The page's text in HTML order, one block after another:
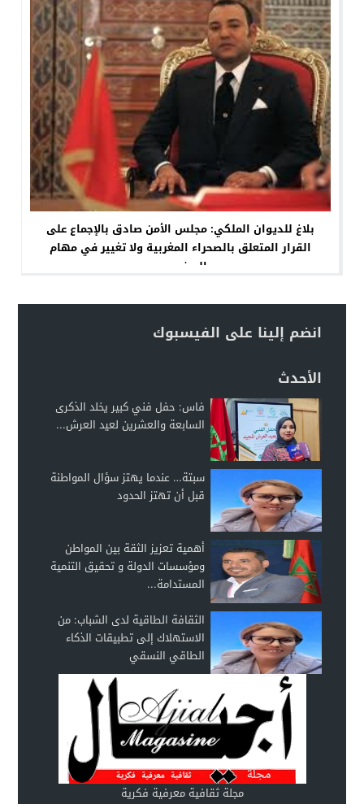
بلاغ للديوان الملكي: مجلس الأمن صادق بالإجماع على
القرار المتعلق بالصحراء المغربية ولا تغيير في مهام
المينورسو
انضم إلينا على الفيسبوك
الأحدث
فاس: حفل فني كبير يخلد الذكرى
السابعة والعشرين لعيد العرش...
سبتة… عندما يهتز سؤال المواطنة
قبل أن تهتز الحدود
أهمية تعزيز الثقة بين المواطن
ومؤسسات الدولة و تحقيق التنمية
المستدامة...
الثقافة الطاقية لدى الشباب: من
الاستهلاك إلى تطبيقات الذكاء
الطاقي النسقي
مجلة ثقافية معرفية فكرية